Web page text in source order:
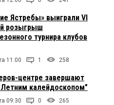
Ястребы» выиграли VI
розыгрыш
турнира клубов
11:00 1 258
центре завершают
калейдоскопом"
09:30 0 265